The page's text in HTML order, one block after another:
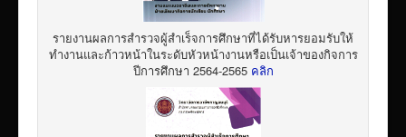
รายงานผลการสำรวจผู้สำเร็จการศึกษาที่ได้รับหารยอมรับให้
ทำงานและก้าวหน้าในระดับหัวหน้างานหรือเป็นเจ้าของกิจการ
ปีการศึกษา 2564-2565 คลิก